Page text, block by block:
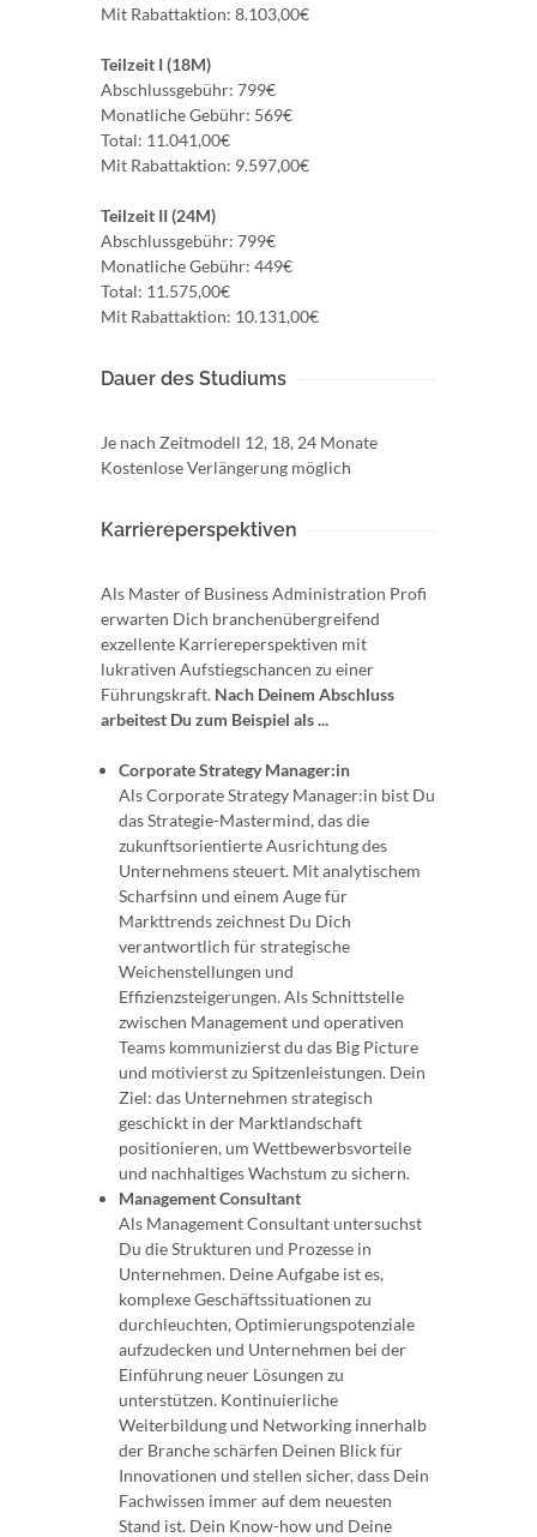
Mit Rabattaktion: 8.103,00€
Teilzeit I (18M)
Abschlussgebühr: 799€
Monatliche Gebühr: 569€
Total: 11.041,00€
Mit Rabattaktion: 9.597,00€
Teilzeit II (24M)
Abschlussgebühr: 799€
Monatliche Gebühr: 449€
Total: 11.575,00€
Mit Rabattaktion: 10.131,00€
Dauer des Studiums
Je nach Zeitmodell 12, 18, 24 Monate
Kostenlose Verlängerung möglich
Karriereperspektiven
Als Master of Business Administration Profi
erwarten Dich branchenübergreifend
exzellente Karriereperspektiven mit
lukrativen Aufstiegschancen zu einer
Führungskraft. Nach Deinem Abschluss
arbeitest Du zum Beispiel als ...
Corporate Strategy Manager:in
Als Corporate Strategy Manager:in bist Du
das Strategie-Mastermind, das die
zukunftsorientierte Ausrichtung des
Unternehmens steuert. Mit analytischem
Scharfsinn und einem Auge für
Markttrends zeichnest Du Dich
verantwortlich für strategische
Weichenstellungen und
Effizienzsteigerungen. Als Schnittstelle
zwischen Management und operativen
Teams kommunizierst du das Big Picture
und motivierst zu Spitzenleistungen. Dein
Ziel: das Unternehmen strategisch
geschickt in der Marktlandschaft
positionieren, um Wettbewerbsvorteile
und nachhaltiges Wachstum zu sichern.
Management Consultant
Als Management Consultant untersuchst
Du die Strukturen und Prozesse in
Unternehmen. Deine Aufgabe ist es,
komplexe Geschäftssituationen zu
durchleuchten, Optimierungspotenziale
aufzudecken und Unternehmen bei der
Einführung neuer Lösungen zu
unterstützen. Kontinuierliche
Weiterbildung und Networking innerhalb
der Branche schärfen Deinen Blick für
Innovationen und stellen sicher, dass Dein
Fachwissen immer auf dem neuesten
Stand ist. Dein Know-how und Deine